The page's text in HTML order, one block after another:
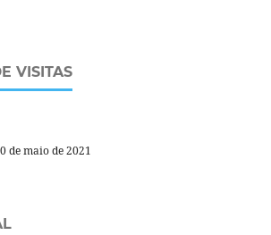
VISITAS
de maio de 2021